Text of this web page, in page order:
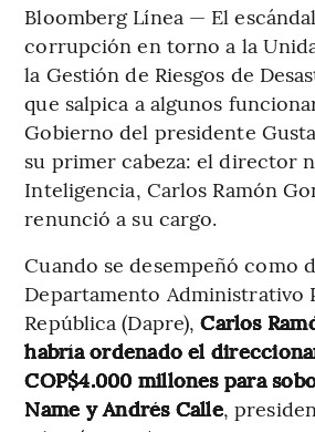
Bloomberg Línea — El
corrupción en torno a la
la Gestión de Riesgos de
que salpica a algunos
Gobierno del presidente
su primer cabeza: el director
Inteligencia, Carlos Ramón
renunció a su cargo.
Cuando se desempeñó como
Departamento Administrativo
República (Dapre),Carlos
habría ordenado el
COP$4.000 millones para
Name y Andrés Calle,